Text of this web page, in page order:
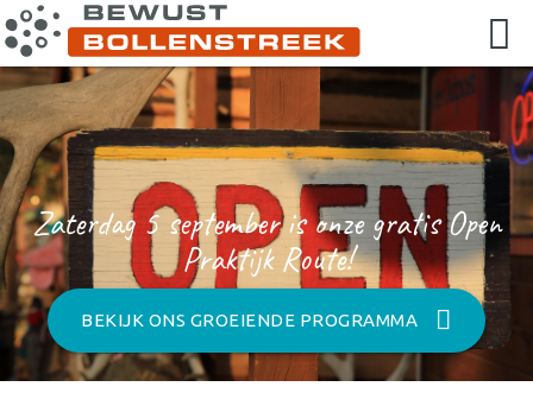
Zaterdag 5 september is onze gratis Open
Praktijk Route!
BEKIJK ONS GROEIENDE PROGRAMMA